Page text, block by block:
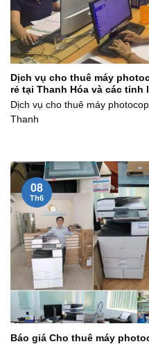
Dịch vụ cho thuê máy
rẻ tại Thanh Hóa và các tỉnh
Dịch vụ cho thuê máy
Thanh
Báo giá Cho thuê máy
08
Th6